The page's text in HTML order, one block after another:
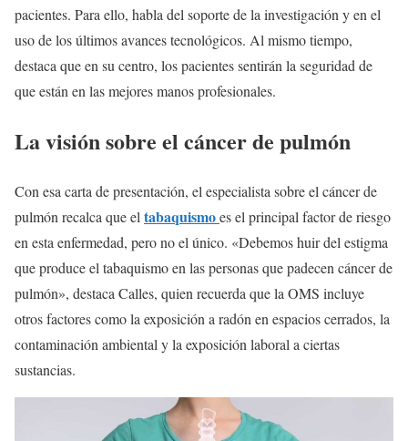
pacientes. Para ello, habla del soporte de la investigación y en el
uso de los últimos avances tecnológicos. Al mismo tiempo,
destaca que en su centro, los pacientes sentirán la seguridad de
que están en las mejores manos profesionales.
La visión sobre el cáncer de pulmón
Con esa carta de presentación, el especialista sobre el cáncer de
pulmón recalca que eltabaquismoes el principal factor de riesgo
en esta enfermedad, pero no el único. «Debemos huir del estigma
que produce el tabaquismo en las personas que padecen cáncer de
pulmón», destaca Calles, quien recuerda que la OMS incluye
otros factores como la exposición a radón en espacios cerrados, la
contaminación ambiental y la exposición laboral a ciertas
sustancias.